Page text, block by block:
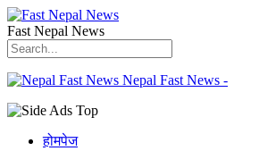
Fast Nepal News
Nepal Fast News -
होमपेज